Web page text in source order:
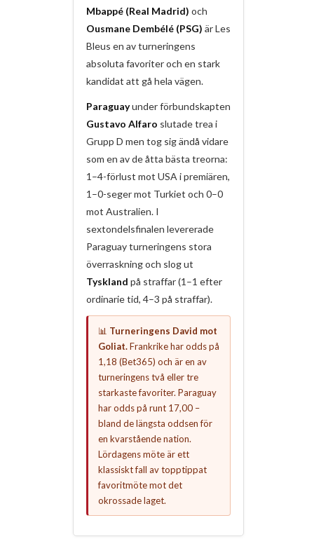
Mbappé (Real Madrid) och
Ousmane Dembélé (PSG) är Les
Bleus en av turneringens
absoluta favoriter och en stark
kandidat att gå hela vägen.
Paraguayunder förbundskapten
Gustavo Alfaro slutade trea i
Grupp D men tog sig ändå vidare
som en av de åtta bästa treorna:
1–4-förlust mot USA i premiären,
1–0-seger mot Turkiet och 0–0
mot Australien. I
sextondelsfinalen levererade
Paraguay turneringens stora
överraskning och slog ut
Tyskland på straffar (1–1 efter
ordinarie tid, 4–3 på straffar).
📊 Turneringens David mot
Goliat.Frankrike har odds på
1,18 (Bet365) och är en av
turneringens två eller tre
starkaste favoriter. Paraguay
har odds på runt 17,00 –
bland de längsta oddsen för
en kvarstående nation.
Lördagens möte är ett
klassiskt fall av topptippat
favoritmöte mot det
okrossade laget.